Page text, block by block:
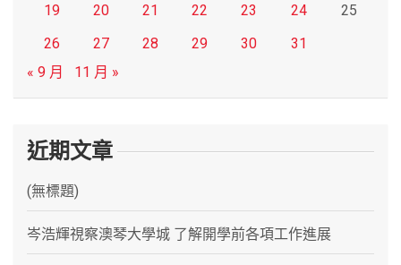
19
20 21 22 23 24
25
26
27 28 29 30
31
« 9 月
11 月 »
近期文章
(無標題)
岑浩輝視察澳琴大學城 了解開學前各項工作進展